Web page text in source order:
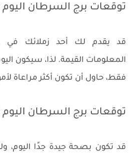
توقعات برج السرطان
قد يقدم لك أحد زملائك في
المعلومات القيمة. لذا، سيكون
فقط، حاول أن تكون أكثر مراعاة
توقعات برج السرطان
​​قد تكون بصحة جيدة جدًا اليوم،